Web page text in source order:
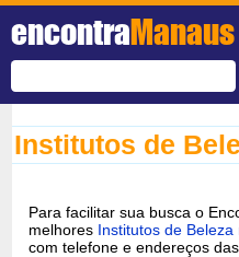
encontraManaus
Institutos de
Para facilitar sua busca o
melhores Institutos de
com telefone e endereços